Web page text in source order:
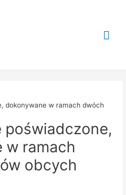
dokonywane w ramach dwóch
poświadczone,
w ramach
obcych